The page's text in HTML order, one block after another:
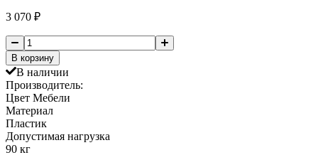
3 070 ₽
В корзину
В наличии
Производитель:
Цвет Мебели
Материал
Пластик
Допустимая нагрузка
90 кг